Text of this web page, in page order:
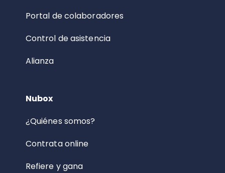
Portal de colaboradores
Control de asistencia
Alianza
Nubox
¿Quiénes somos?
Contrata online
Refiere y gana